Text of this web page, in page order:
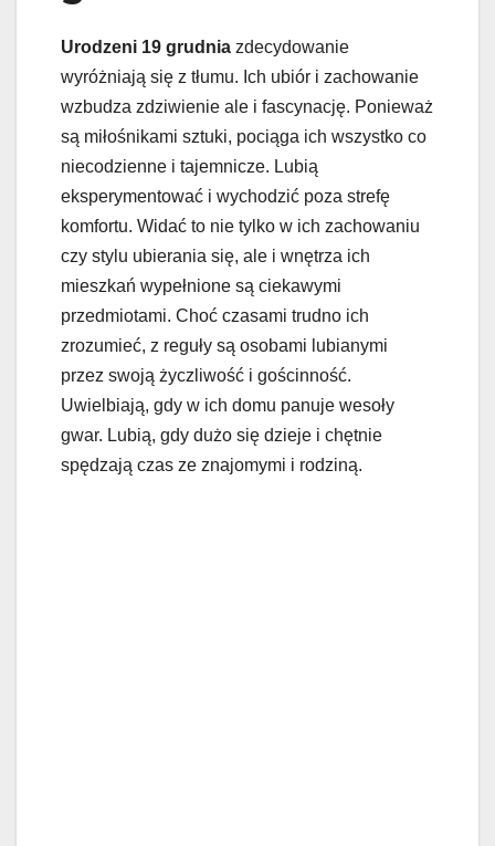
Urodzeni 19 grudnia zdecydowanie
wyróżniają się z tłumu. Ich ubiór i zachowanie
wzbudza zdziwienie ale i fascynację. Ponieważ
są miłośnikami sztuki, pociąga ich wszystko co
niecodzienne i tajemnicze. Lubią
eksperymentować i wychodzić poza strefę
komfortu. Widać to nie tylko w ich zachowaniu
czy stylu ubierania się, ale i wnętrza ich
mieszkań wypełnione są ciekawymi
przedmiotami. Choć czasami trudno ich
zrozumieć, z reguły są osobami lubianymi
przez swoją życzliwość i gościnność.
Uwielbiają, gdy w ich domu panuje wesoły
gwar. Lubią, gdy dużo się dzieje i chętnie
spędzają czas ze znajomymi i rodziną.